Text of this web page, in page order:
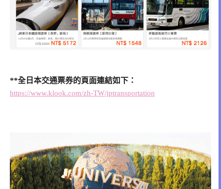
**全日本交通票券的頁面連結如下：
https://www.klook.com/zh-TW/jptransportation